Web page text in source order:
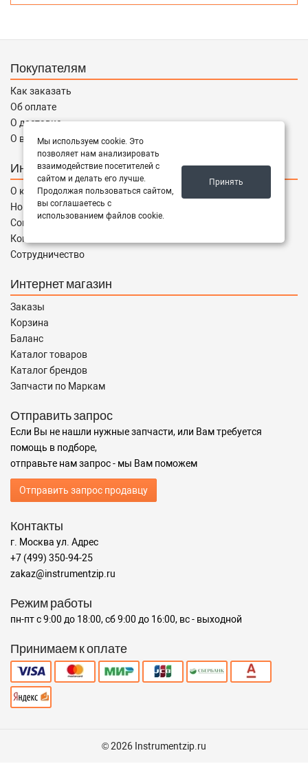
Покупателям
Как заказать
Об оплате
О доставке
О возврате
Информация
О компании
Новости
Соглашение
Контакты
Сотрудничество
Интернет магазин
Заказы
Корзина
Баланс
Каталог товаров
Каталог брендов
Запчасти по Маркам
Отправить запрос
Если Вы не нашли нужные запчасти, или Вам требуется
помощь в подборе,
отправьте нам запрос - мы Вам поможем
Отправить запрос продавцу
Контакты
г. Москва ул. Адрес
+7 (499) 350-94-25
zakaz@instrumentzip.ru
Режим работы
пн-пт с 9:00 до 18:00, сб 9:00 до 16:00, вс - выходной
Принимаем к оплате
© 2026 Instrumentzip.ru
Мы используем cookie. Это
позволяет нам анализировать
взаимодействие посетителей с
сайтом и делать его лучше.
Продолжая пользоваться сайтом,
вы соглашаетесь с
использованием файлов cookie.
Принять